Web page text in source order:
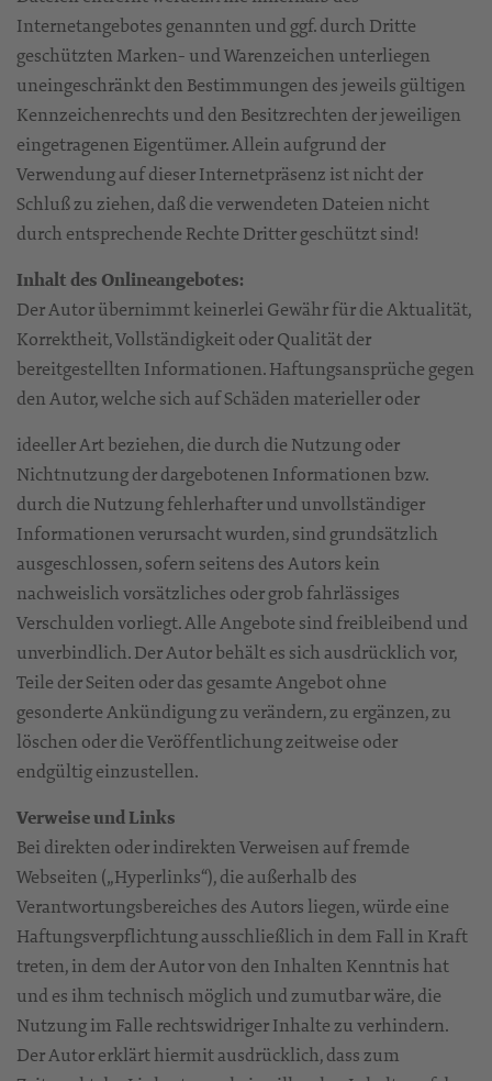
Internetangebotes genannten und ggf. durch Dritte
geschützten Marken- und Warenzeichen unterliegen
uneingeschränkt den Bestimmungen des jeweils gültigen
Kennzeichenrechts und den Besitzrechten der jeweiligen
eingetragenen Eigentümer. Allein aufgrund der
Verwendung auf dieser Internetpräsenz ist nicht der
Schluß zu ziehen, daß die verwendeten Dateien nicht
durch entsprechende Rechte Dritter geschützt sind!
Inhalt des Onlineangebotes:
Der Autor übernimmt keinerlei Gewähr für die Aktualität,
Korrektheit, Vollständigkeit oder Qualität der
bereitgestellten Informationen. Haftungsansprüche gegen
den Autor, welche sich auf Schäden materieller oder
ideeller Art beziehen, die durch die Nutzung oder
Nichtnutzung der dargebotenen Informationen bzw.
durch die Nutzung fehlerhafter und unvollständiger
Informationen verursacht wurden, sind grundsätzlich
ausgeschlossen, sofern seitens des Autors kein
nachweislich vorsätzliches oder grob fahrlässiges
Verschulden vorliegt. Alle Angebote sind freibleibend und
unverbindlich. Der Autor behält es sich ausdrücklich vor,
Teile der Seiten oder das gesamte Angebot ohne
gesonderte Ankündigung zu verändern, zu ergänzen, zu
löschen oder die Veröffentlichung zeitweise oder
endgültig einzustellen.
Verweise und Links
Bei direkten oder indirekten Verweisen auf fremde
Webseiten („Hyperlinks“), die außerhalb des
Verantwortungsbereiches des Autors liegen, würde eine
Haftungsverpflichtung ausschließlich in dem Fall in Kraft
treten, in dem der Autor von den Inhalten Kenntnis hat
und es ihm technisch möglich und zumutbar wäre, die
Nutzung im Falle rechtswidriger Inhalte zu verhindern.
Der Autor erklärt hiermit ausdrücklich, dass zum